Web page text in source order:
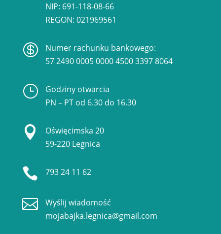
NIP: 691-118-08-66
REGON: 021969561

Numer rachunku bankowego:
57 2490 0005 0000 4500 3397 8064
}
Godziny otwarcia
PN – PT od 6.30 do 16.30

Oświęcimska 20
59-220 Legnica
 793 24 11 62

Wyślij wiadomość
mojabajka.legnica@gmail.com